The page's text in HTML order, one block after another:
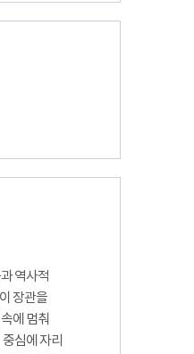
역사적
장관을
에 멈춰
심에 자리